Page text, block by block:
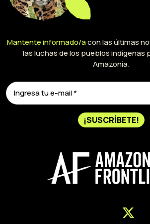
Mantente informado/acon las últimas
las luchas de los pueblos indígenas
Amazonía.
¡SUSCRÍBETE!